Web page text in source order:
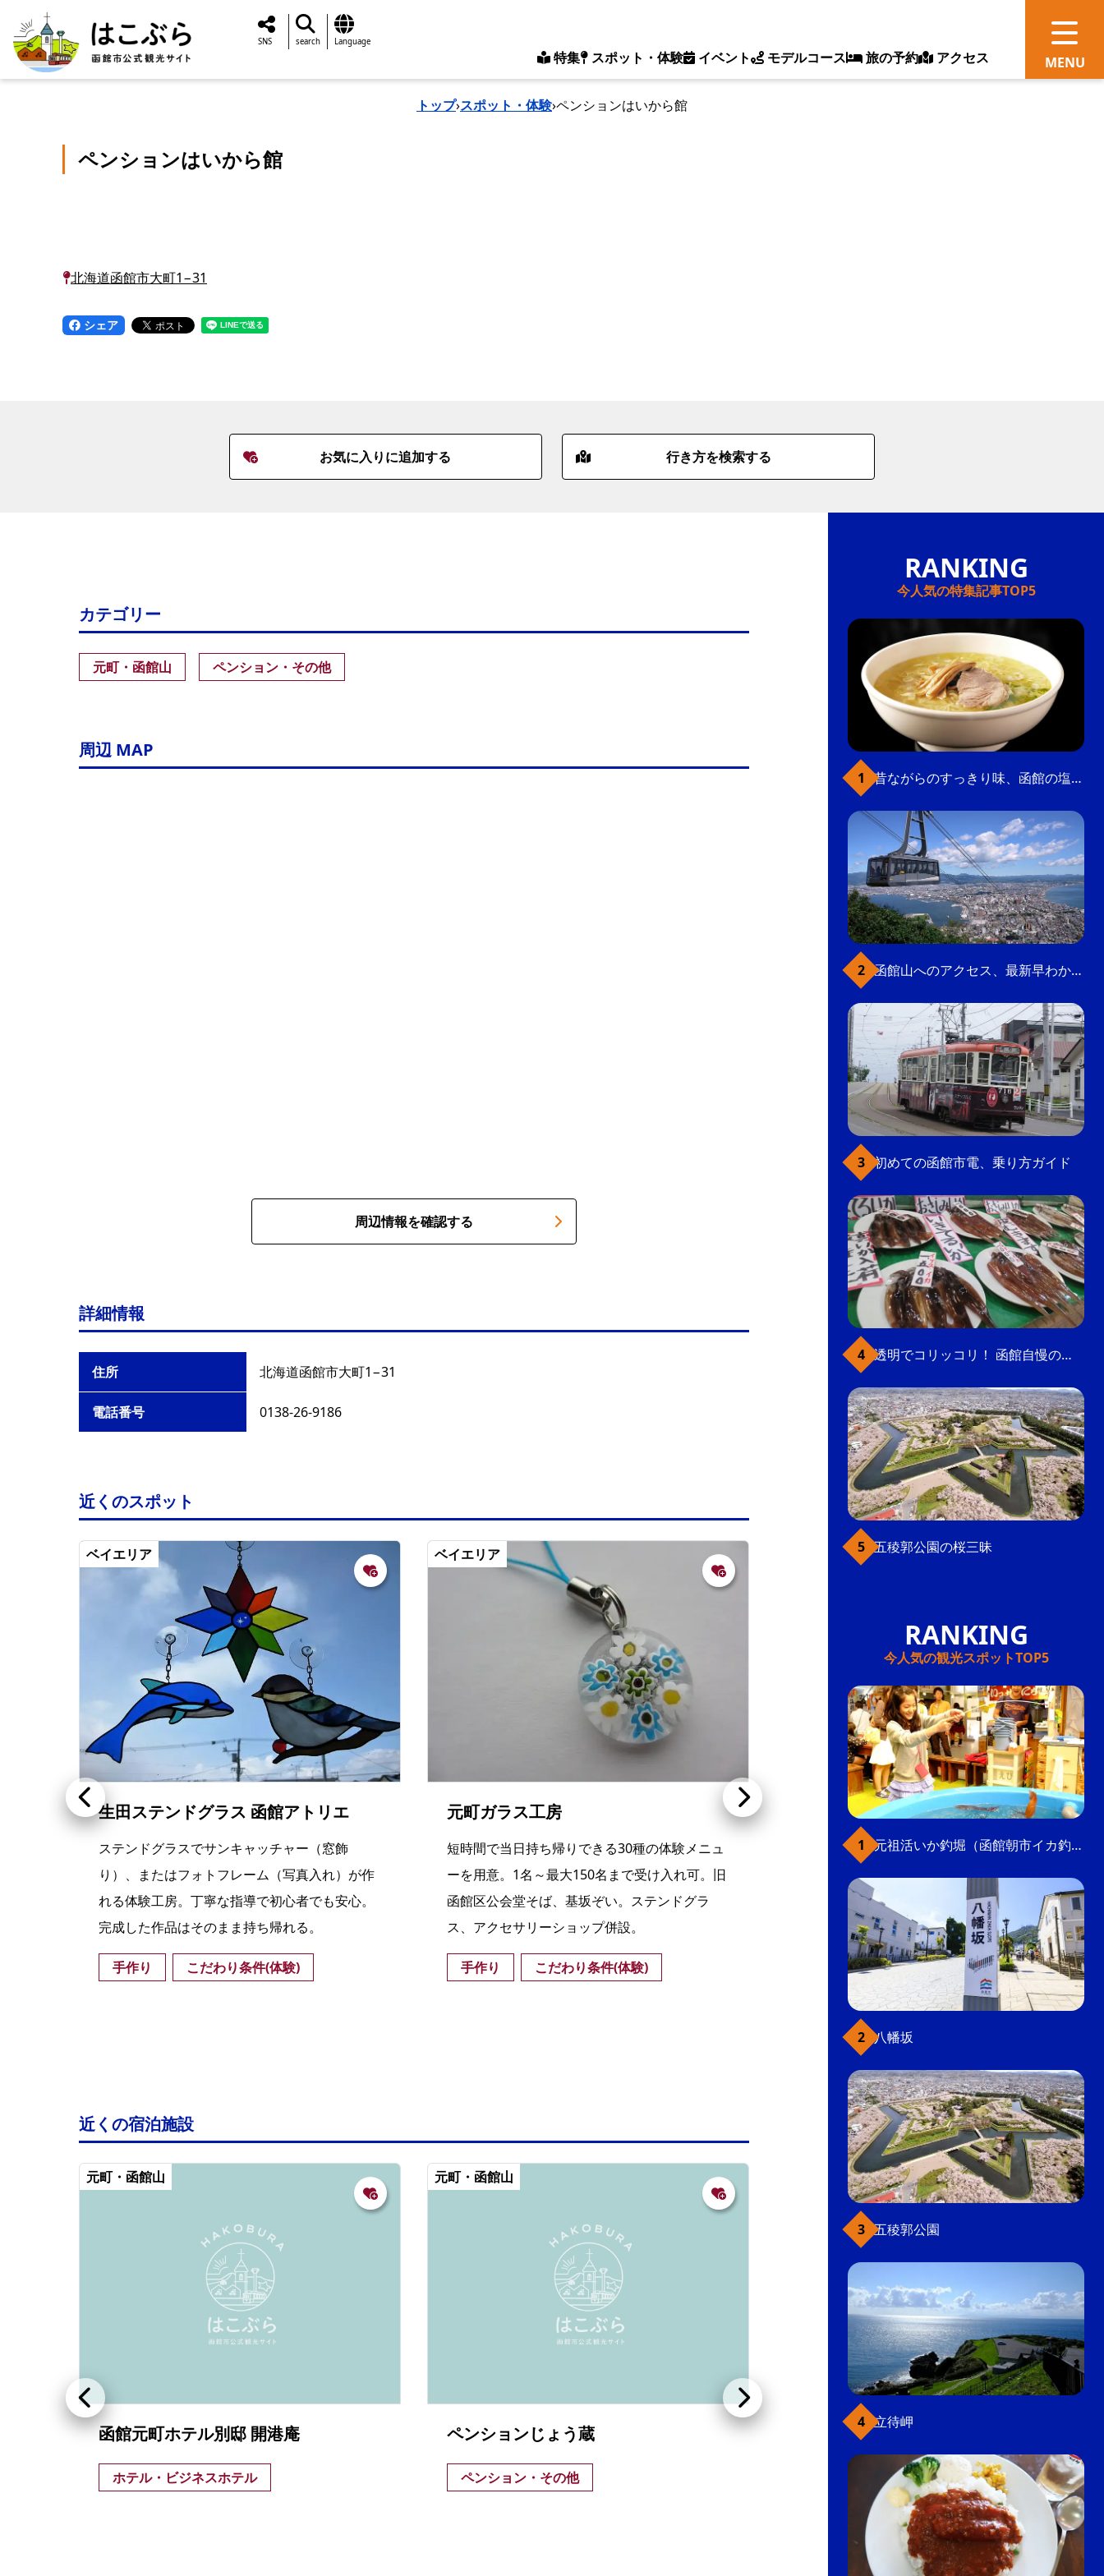
特集 スポット・体験 イベント モデルコース 旅の予約 アクセス
SNS search Language
トップ›スポット・体験›ペンションはいから館
ペンションはいから館
北海道函館市大町1−31
シェア
お気に入りに追加する 行き方を検索する
カテゴリー
元町・函館山 ペンション・その他
周辺 MAP
周辺情報を確認する
詳細情報
住所 北海道函館市大町1−31
電話番号 0138-26-9186
近くのスポット
ベイエリア
生田ステンドグラス 函館アトリエ
ステンドグラスでサンキャッチャー（窓飾
り）、またはフォトフレーム（写真入れ）が作
れる体験工房。丁寧な指導で初心者でも安心。
完成した作品はそのまま持ち帰れる。
手作り こだわり条件(体験)
ベイエリア
元町ガラス工房
短時間で当日持ち帰りできる30種の体験メニュ
ーを用意。1名～最大150名まで受け入れ可。旧
函館区公会堂そば、基坂ぞい。ステンドグラ
ス、アクセサリーショップ併設。
手作り こだわり条件(体験)
ベイエリア
明治時代に里数を測る基点となる「里程元標」
が立ったことからこの名前がついた。坂を上り
きったところには、元町公園や旧函館区公会堂
など有数の観光スポットがある。
景色（市内） 坂
近くの宿泊施設
元町・函館山
函館元町ホテル別邸 開港庵
ホテル・ビジネスホテル
元町・函館山
ペンションじょう蔵
ペンション・その他
元町・函館山
元町の宿 雪月花
ペンション・その他
今人気の特集記事TOP5
昔ながらのすっきり味、函館の塩ラーメン
函館山へのアクセス、最新早わかりガイド
初めての函館市電、乗り方ガイド
透明でコリッコリ！ 函館自慢のいかをどうぞ
五稜郭公園の桜三昧
今人気の観光スポットTOP5
元祖活いか釣堀（函館朝市イカ釣り体験）
八幡坂
五稜郭公園
立待岬